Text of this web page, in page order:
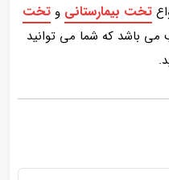
تخت بیمارستانی و تخت
می باشد که شما می توانید